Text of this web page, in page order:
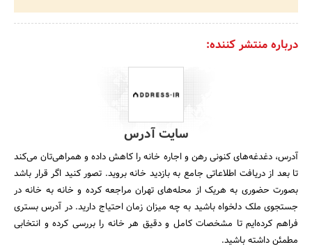
درباره منتشر کننده:
سایت آدرس
آدرس، دغدغه‌های کنونی رهن و اجاره خانه را کاهش داده و همراهی‌تان می‌کند
تا بعد از دریافت اطلاعاتی جامع به بازدید خانه بروید. تصور کنید اگر قرار باشد
بصورت حضوری به هریک از محله‌های تهران مراجعه کرده و خانه به خانه در
جستجوی ملک دلخواه باشید به چه میزان زمان احتیاج دارید. در آدرس بستری
فراهم کرده‌ایم تا مشخصات کامل و دقیق هر خانه را بررسی کرده و انتخابی
مطمئن داشته باشید.